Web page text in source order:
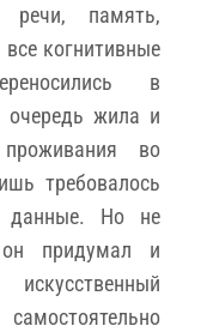
речи, память,
когнитивные
в
жила и
во
требовалось
данные. Но не
придумал и